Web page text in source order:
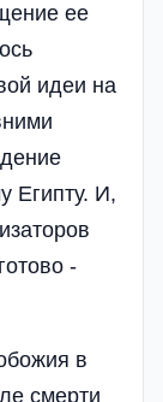
ее
идеи на
Египту. И,
-
в
смерти